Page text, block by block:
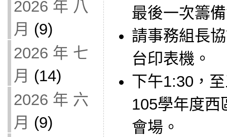
2026 年 八
月 (9)
2026 年 七
月 (14)
2026 年 六
月 (9)
最後一次籌
請事務組長
台印表機。
下午1:30，
105學年度西
會場。